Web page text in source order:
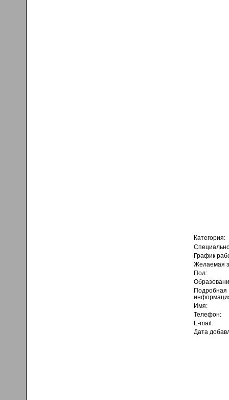
Категория:
График
Желаемая
Пол:
Подробная
Имя:
Телефон:
E-mail:
Дата